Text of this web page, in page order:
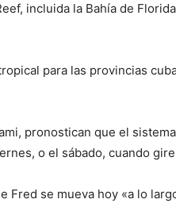
incluida la Bahía de
para las provincias
pronostican que el
o el sábado, cuando
Fred se mueva hoy «a lo